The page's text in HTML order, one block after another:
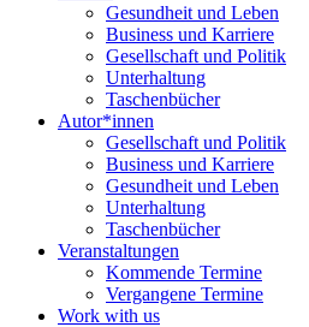
Gesundheit und Leben
Business und Karriere
Gesellschaft und Politik
Unterhaltung
Taschenbücher
Autor*innen
Gesellschaft und Politik
Business und Karriere
Gesundheit und Leben
Unterhaltung
Taschenbücher
Veranstaltungen
Kommende Termine
Vergangene Termine
Work with us